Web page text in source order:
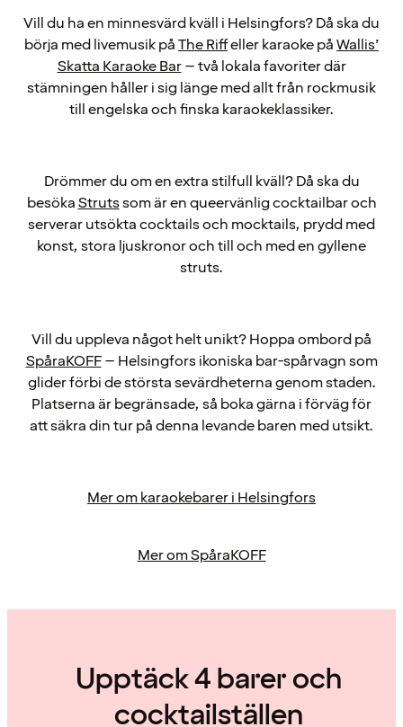
Vill du ha en minnesvärd kväll i Helsingfors? Då ska du
börja med livemusik påThe Riffeller karaoke påWallis’
Skatta Karaoke Bar– två lokala favoriter där
stämningen håller i sig länge med allt från rockmusik
till engelska och finska karaokeklassiker.
Drömmer du om en extra stilfull kväll? Då ska du
besökaStrutssom är en queer­vänlig cocktailbar och
serverar utsökta cocktails och mocktails, prydd med
konst, stora ljuskronor och till och med en gyllene
struts.
Vill du uppleva något helt unikt? Hoppa ombord på
SpåraKOFF– Helsingfors ikoniska bar-spårvagn som
glider förbi de största sevärdheterna genom staden.
Platserna är begränsade, så boka gärna i förväg för
att säkra din tur på denna levande baren med utsikt.
Mer om karaokebarer i Helsingfors
Mer om SpåraKOFF
Upptäck 4 barer och
cocktailställen